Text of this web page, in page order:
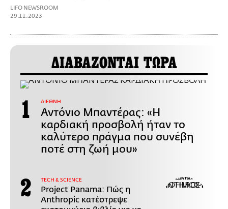
LIFO NEWSROOM
29.11.2023
ΔΙΑΒΑΖΟΝΤΑΙ ΤΩΡΑ
ΔΙΕΘΝΗ
Αντόνιο Μπαντέρας: «Η
καρδιακή προσβολή ήταν το
καλύτερο πράγμα που συνέβη
ποτέ στη ζωή μου»
ΤECH & SCIENCE
Project Panama: Πώς η
Anthropic κατέστρεψε